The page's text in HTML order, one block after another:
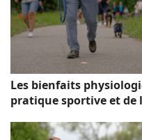
Les bienfaits
pratique sportive et de